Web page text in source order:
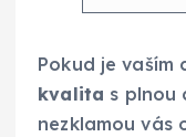
Pokud je vaším
kvalita s plnou
nezklamou vás